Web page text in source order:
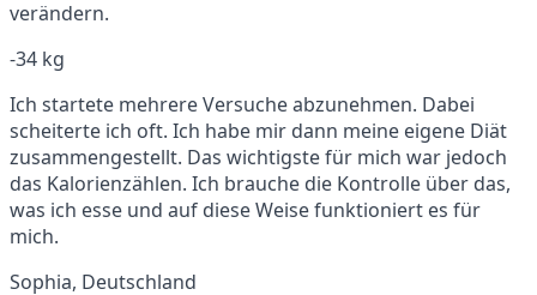
verändern.
-34 kg
Ich startete mehrere Versuche abzunehmen. Dabei
scheiterte ich oft. Ich habe mir dann meine eigene Diät
zusammengestellt. Das wichtigste für mich war jedoch
das Kalorienzählen. Ich brauche die Kontrolle über das,
was ich esse und auf diese Weise funktioniert es für
mich.
Sophia, Deutschland